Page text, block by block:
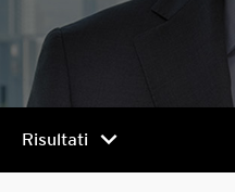
Risultati chevron_right